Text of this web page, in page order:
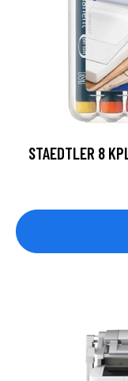
STAEDTLER 8